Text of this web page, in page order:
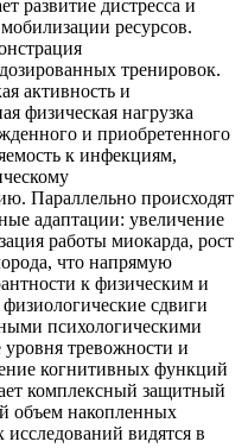
развитие дистресса и
ресурсов.
тренировок.
активность и
физическая нагрузка
и приобретенного
к инфекциям,
Параллельно происходят
адаптации: увеличение
работы миокарда, рост
что напрямую
к физическим и
сдвиги
психологическими
тревожности и
когнитивных функций
комплексный защитный
объем накопленных
видятся в